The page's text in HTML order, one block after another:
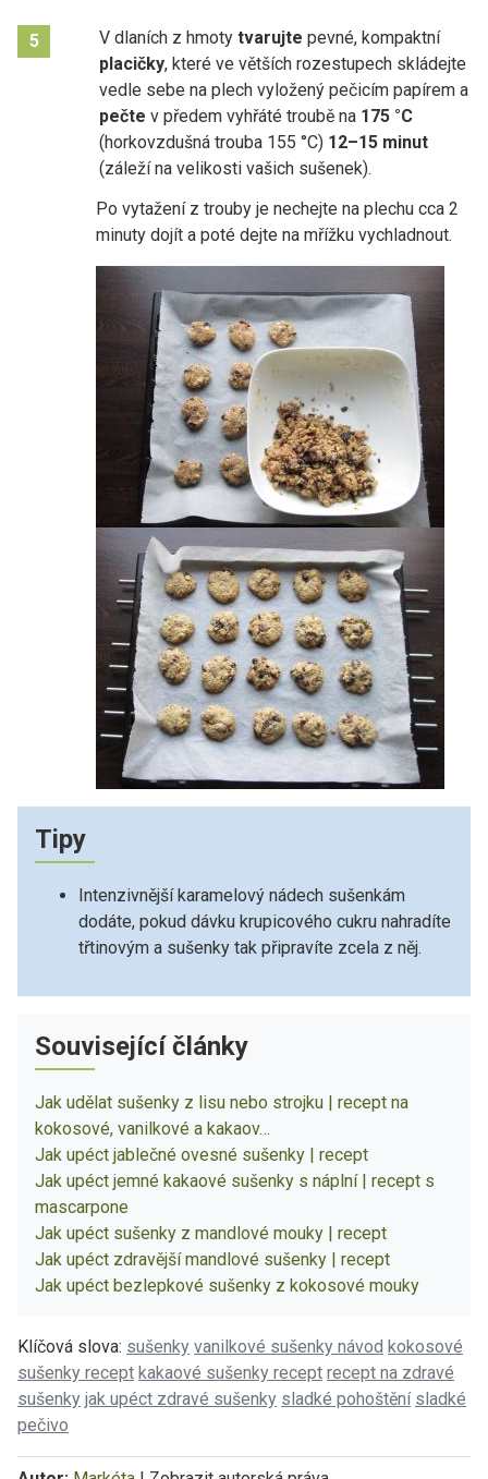
5 V dlaních z hmoty tvarujte pevné, kompaktní
placičky, které ve větších rozestupech skládejte
vedle sebe na plech vyložený pečicím papírem a
pečte v předem vyhřáté troubě na 175 °C
(horkovzdušná trouba 155 °C) 12–15 minut
(záleží na velikosti vašich sušenek).
Po vytažení z trouby je nechejte na plechu cca 2
minuty dojít a poté dejte na mřížku vychladnout.
Tipy
Intenzivnější karamelový nádech sušenkám
dodáte, pokud dávku krupicového cukru nahradíte
třtinovým a sušenky tak připravíte zcela z něj.
Související články
Jak udělat sušenky z lisu nebo strojku | recept na
kokosové, vanilkové a kakaov…
Jak upéct jablečné ovesné sušenky | recept
Jak upéct jemné kakaové sušenky s náplní | recept s
mascarpone
Jak upéct sušenky z mandlové mouky | recept
Jak upéct zdravější mandlové sušenky | recept
Jak upéct bezlepkové sušenky z kokosové mouky
Klíčová slova: sušenky vanilkové sušenky návod kokosové
sušenky recept kakaové sušenky recept recept na zdravé
sušenky jak upéct zdravé sušenky sladké pohoštění sladké
pečivo